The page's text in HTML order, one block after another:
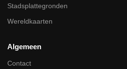
Stadsplattegronden
Wereldkaarten
Algemeen
Contact